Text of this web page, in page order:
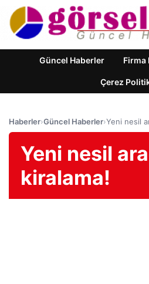
Güncel Haberler Firma
Çerez
Haberler›Güncel Haberler›Yeni nesil
Yeni nesil
kiralama!